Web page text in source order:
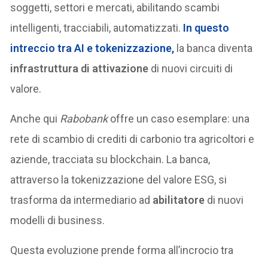
soggetti, settori e mercati, abilitando scambi
intelligenti, tracciabili, automatizzati. In questo
intreccio traAI e tokenizzazione, la banca diventa
infrastruttura di attivazione di nuovi circuiti di
valore.
Anche qui Rabobankoffre un caso esemplare: una
rete di scambio di crediti di carbonio tra agricoltori e
aziende, tracciata su blockchain. La banca,
attraverso la tokenizzazione del valore ESG, si
trasforma da intermediario ad abilitatore di nuovi
modelli di business.
Questa evoluzione prende forma all’incrocio tra